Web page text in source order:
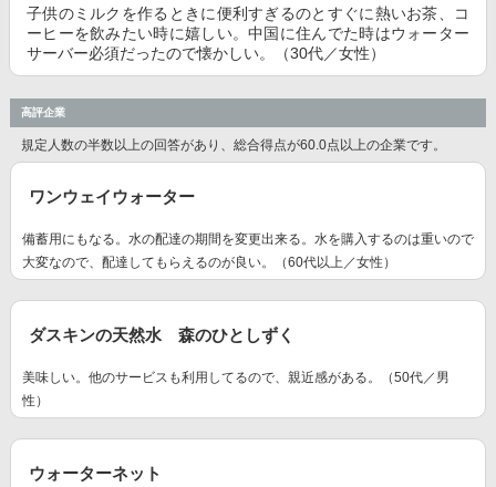
子供のミルクを作るときに便利すぎるのとすぐに熱いお茶、コ
ーヒーを飲みたい時に嬉しい。中国に住んでた時はウォーター
サーバー必須だったので懐かしい。（30代／女性）
高評企業
規定人数の半数以上の回答があり、総合得点が60.0点以上の企業です。
ワンウェイウォーター
備蓄用にもなる。水の配達の期間を変更出来る。水を購入するのは重いので
大変なので、配達してもらえるのが良い。（60代以上／女性）
ダスキンの天然水 森のひとしずく
美味しい。他のサービスも利用してるので、親近感がある。（50代／男
性）
ウォーターネット